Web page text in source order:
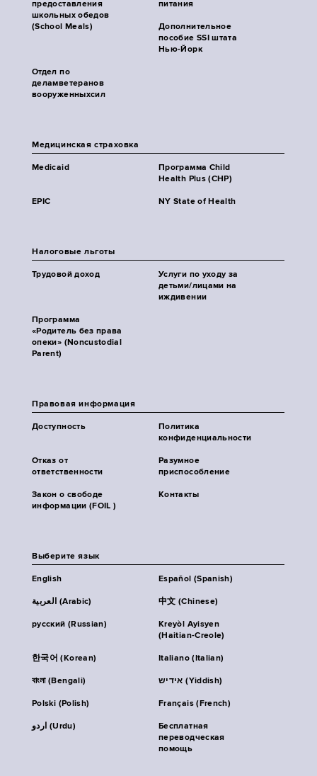
предоставления
школьных обедов
(School Meals)
питания
Дополнительное
пособие SSI штата
Нью-Йорк
Отдел по
деламветеранов
вооруженныхсил
Медицинская страховка
Medicaid
Программа Child
Health Plus (CHP)
EPIC NY State of Health
Налоговые льготы
Трудовой доход
Услуги по уходу за
детьми/лицами на
иждивении
Программа
«Родитель без права
опеки» (Noncustodial
Parent)
Правовая информация
Доступность
Политика
конфиденциальности
Отказ от
ответственности
Разумное
приспособление
Закон о свободе
информации (FOIL )
Контакты
Выберите язык
English Español (Spanish)
العربية (Arabic) 中文 (Chinese)
русский (Russian)
Kreyòl Ayisyen
(Haitian-Creole)
한국어 (Korean) Italiano (Italian)
বাংলা (Bengali) אידיש (Yiddish)
Polski (Polish) Français (French)
اردو (Urdu)
Бесплатная
переводческая
помощь